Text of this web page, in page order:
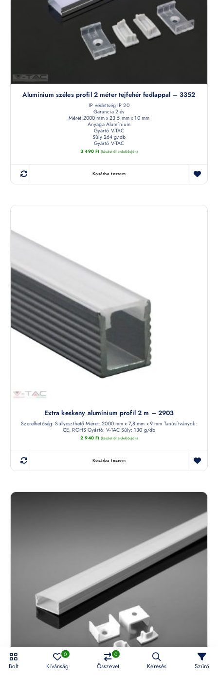
Alumínium széles profil 2 méter tejfehér fedlappal – 3352
IP védettség IP 20
Garancia 2 év
Méret 2000 mm x 23.5 mm x 10 mm
Anyaga Alumínium
Gyártó V-TAC
Súly 264 g/db
Gyártó V-TAC
3 490 Ft (készletről érdeklődjön)
Kosárba teszem
Extra keskeny alumínium profil 2 m – 2903
Szerelhetőség: Süllyeszthető Méret: 2000 mm x 7,8 mm x 9 mm Tanúsítványok:
CE, ROHS Gyártó: V-TAC Súly: 130 g/db
2 940 Ft (készletről érdeklődjön)
Kosárba teszem
Bolt
0
Kívánság
0
Összevet Keresés Szűrő